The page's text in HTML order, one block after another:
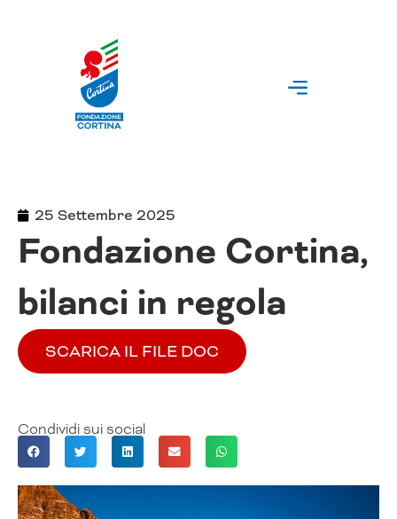
25 Settembre 2025
Fondazione Cortina,
bilanci in regola
SCARICA IL FILE DOC
Condividi sui social